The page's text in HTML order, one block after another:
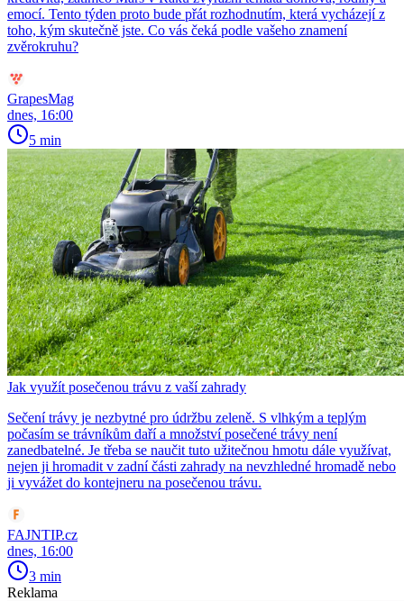
emocí. Tento týden proto bude přát rozhodnutím, která vycházejí z
toho, kým skutečně jste. Co vás čeká podle vašeho znamení
zvěrokruhu?
GrapesMag
dnes, 16:00
5 min
Jak využít posečenou trávu z vaší zahrady
Sečení trávy je nezbytné pro údržbu zeleně. S vlhkým a teplým
počasím se trávníkům daří a množství posečené trávy není
zanedbatelné. Je třeba se naučit tuto užitečnou hmotu dále využívat,
nejen ji hromadit v zadní části zahrady na nevzhledné hromadě nebo
ji vyvážet do kontejneru na posečenou trávu.
FAJNTIP.cz
dnes, 16:00
3 min
Reklama